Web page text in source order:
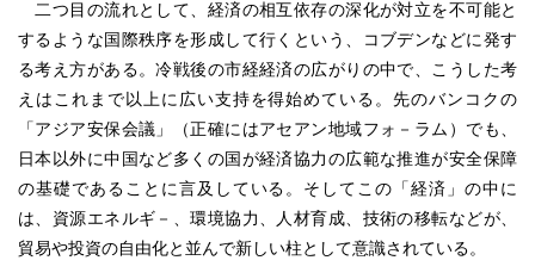
二つ目の流れとして、経済の相互依存の深化が対立を不可能と
するような国際秩序を形成して行くという、コブデンなどに発す
る考え方がある。冷戦後の市経経済の広がりの中で、こうした考
えはこれまで以上に広い支持を得始めている。先のバンコクの
「アジア安保会議」（正確にはアセアン地域フォ－ラム）でも、
日本以外に中国など多くの国が経済協力の広範な推進が安全保障
の基礎であることに言及している。そしてこの「経済」の中に
は、資源エネルギ－、環境協力、人材育成、技術の移転などが、
貿易や投資の自由化と並んで新しい柱として意識されている。